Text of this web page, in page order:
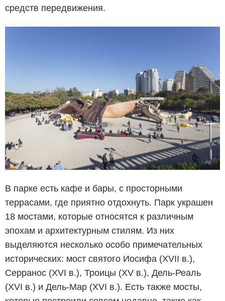
средств передвижения.
В парке есть кафе и бары, с просторными
террасами, где приятно отдохнуть. Парк украшен
18 мостами, которые относятся к различным
эпохам и архитектурным стилям. Из них
выделяются несколько особо примечательных
исторических: мост святого Иосифа (XVII в.),
Серранос (XVI в.), Троицы (XV в.), Дель-Реаль
(XVI в.) и Дель-Мар (XVI в.). Есть также мосты,